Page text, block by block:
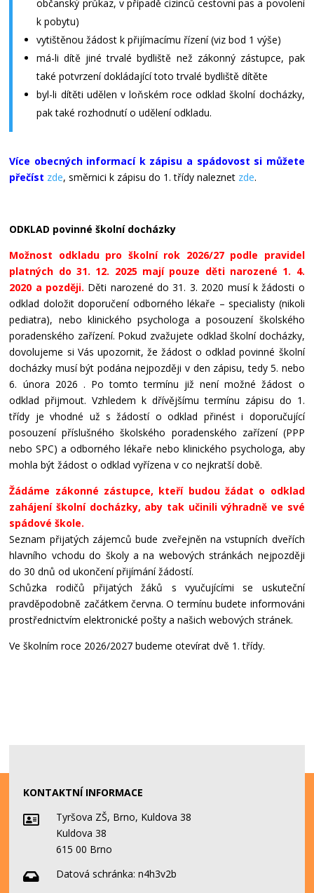
občanský průkaz, v případě cizinců cestovní pas a povolení
k pobytu)
vytištěnou žádost k přijímacímu řízení (viz bod 1 výše)
má-li dítě jiné trvalé bydliště než zákonný zástupce, pak
také potvrzení dokládající toto trvalé bydliště dítěte
byl-li dítěti udělen v loňském roce odklad školní docházky,
pak také rozhodnutí o udělení odkladu.
Více obecných informací k zápisu a spádovost si můžete
přečíst zde, směrnici k zápisu do 1. třídy naleznet zde.
ODKLAD povinné školní docházky
Možnost odkladu pro školní rok 2026/27 podle pravidel
platných do 31. 12. 2025 mají pouze děti narozené 1. 4.
2020 a později. Děti narozené do 31. 3. 2020 musí k žádosti o
odklad doložit doporučení odborného lékaře – specialisty (nikoli
pediatra), nebo klinického psychologa a posouzení školského
poradenského zařízení. Pokud zvažujete odklad školní docházky,
dovolujeme si Vás upozornit, že žádost o odklad povinné školní
docházky musí být podána nejpozději v den zápisu, tedy 5. nebo
6. února 2026 . Po tomto termínu již není možné žádost o
odklad přijmout. Vzhledem k dřívějšímu termínu zápisu do 1.
třídy je vhodné už s žádostí o odklad přinést i doporučující
posouzení příslušného školského poradenského zařízení (PPP
nebo SPC) a odborného lékaře nebo klinického psychologa, aby
mohla být žádost o odklad vyřízena v co nejkratší době.
Žádáme zákonné zástupce, kteří budou žádat o odklad
zahájení školní docházky, aby tak učinili výhradně ve své
spádové škole.
Seznam přijatých zájemců bude zveřejněn na vstupních dveřích
hlavního vchodu do školy a na webových stránkách nejpozději
do 30 dnů od ukončení přijímání žádostí.
Schůzka rodičů přijatých žáků s vyučujícími se uskuteční
pravděpodobně začátkem června. O termínu budete informováni
prostřednictvím elektronické pošty a našich webových stránek.
Ve školním roce 2026/2027 budeme otevírat dvě 1. třídy.
KONTAKTNÍ INFORMACE

Tyršova ZŠ, Brno, Kuldova 38
Kuldova 38
615 00 Brno
 Datová schránka:n4h3v2b